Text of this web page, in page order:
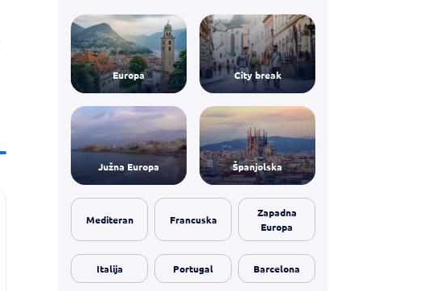
Atrakcije
Osiguranje
Europa City break
Južna Europa Španjolska
Mediteran Francuska
Zapadna
Europa
Italija Portugal Barcelona